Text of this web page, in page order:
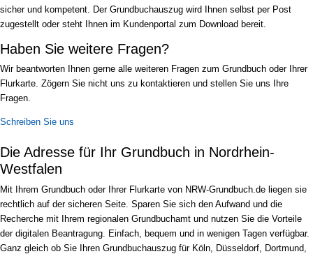
sicher und kompetent. Der Grundbuchauszug wird Ihnen selbst per Post
zugestellt oder steht Ihnen im Kundenportal zum Download bereit.
Haben Sie weitere Fragen?
Wir beantworten Ihnen gerne alle weiteren Fragen zum Grundbuch oder Ihrer
Flurkarte. Zögern Sie nicht uns zu kontaktieren und stellen Sie uns Ihre
Fragen.
Schreiben Sie uns
Die Adresse für Ihr Grundbuch in Nordrhein-
Westfalen
Mit Ihrem Grundbuch oder Ihrer Flurkarte von NRW-Grundbuch.de liegen sie
rechtlich auf der sicheren Seite. Sparen Sie sich den Aufwand und die
Recherche mit Ihrem regionalen Grundbuchamt und nutzen Sie die Vorteile
der digitalen Beantragung. Einfach, bequem und in wenigen Tagen verfügbar.
Ganz gleich ob Sie Ihren Grundbuchauszug für Köln, Düsseldorf, Dortmund,